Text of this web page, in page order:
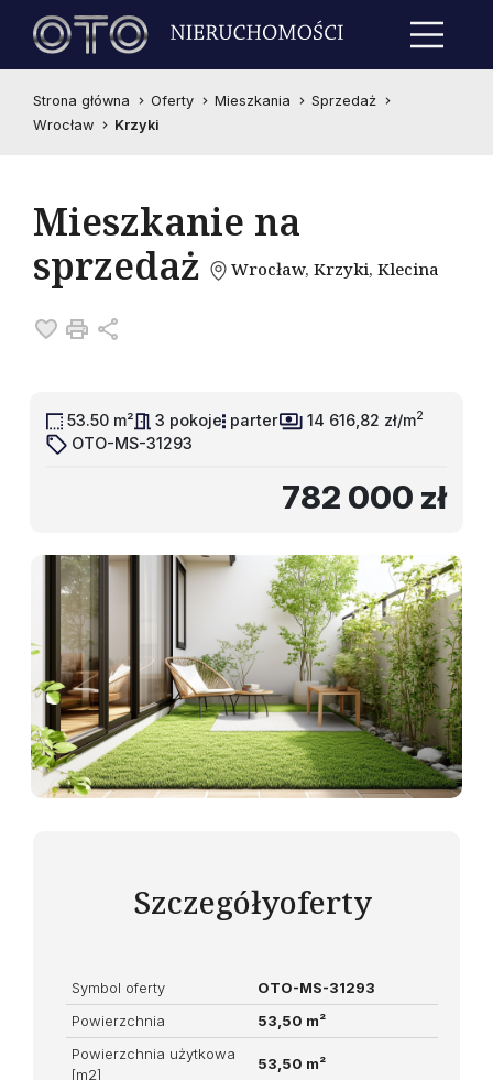
Strona główna Oferty Mieszkania
Sprzedaż
Wrocław
Krzyki
Mieszkanie na
sprzedaż
Wrocław, Krzyki, Klecina
Dodaj do ulubionych
Drukuj
53.50 m² 3 pokoje parter 14 616,82 zł/m2
OTO-MS-31293
782 000 zł
Szczegółyoferty
Symbol oferty
OTO-MS-31293
Powierzchnia
53,50 m²
Powierzchnia użytkowa
[m2]
53,50 m²